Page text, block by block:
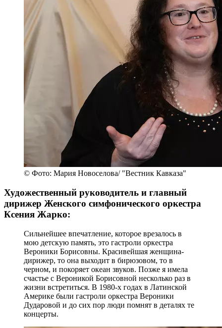
© Фото: Мария Новоселова/ "Вестник Кавказа"
Художественный руководитель и главный
дирижер Женского симфонического оркестра
Ксения Жарко:
Сильнейшее впечатление, которое врезалось в
мою детскую память, это гастроли оркестра
Вероники Борисовны. Красивейшая женщина-
дирижер, то она выходит в бирюзовом, то в
черном, и покоряет океан звуков. Позже я имела
счастье с Вероникой Борисовной несколько раз в
жизни встретиться. В 1980-х годах в Латинской
Америке были гастроли оркестра Вероники
Дударовой и до сих пор люди помнят в деталях те
концерты.